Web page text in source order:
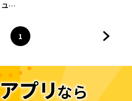
ナ
ページ
1
へ